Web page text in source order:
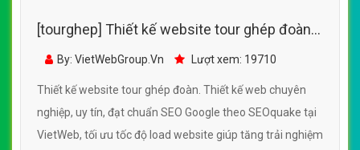
[tourghep] Thiết kế website tour ghép đoàn
đẹp, chuyên nghiệp chuẩn SEO
By: VietWebGroup.Vn Lượt xem: 19710
Thiết kế website tour ghép đoàn. Thiết kế web chuyên
nghiệp, uy tín, đạt chuẩn SEO Google theo SEOquake tại
VietWeb, tối ưu tốc độ load website giúp tăng trải nghiệm